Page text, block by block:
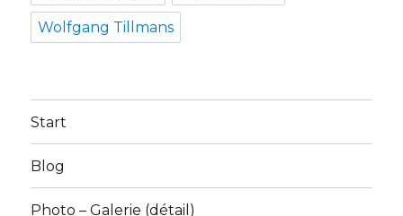
Wolfgang Tillmans
Start
Blog
Photo – Galerie (détail)